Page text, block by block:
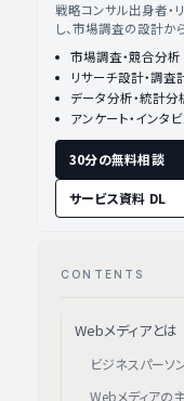
戦略コンサル出身者・
し、市場調査の設計か
市場調査・競合分析
リサーチ設計・調
データ分析・統計分
アンケート・インタ
30分の無料相談
サービス資料 DL
CONTENTS
Webメディアとは
ビジネスパーソ
Webメディアの